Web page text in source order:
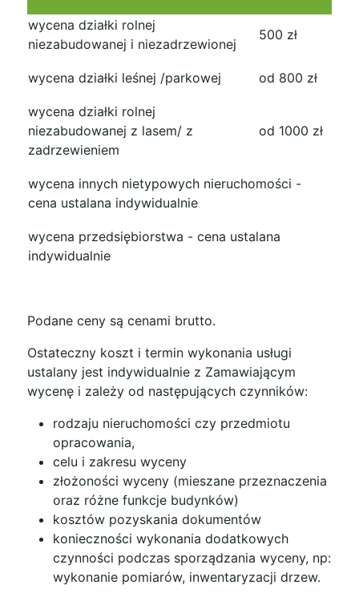
wycena działki rolnej
niezabudowanej i niezadrzewionej
500 zł
wycena działki leśnej /parkowej od 800 zł
wycena działki rolnej
niezabudowanej z lasem/ z
zadrzewieniem
od 1000 zł
wycena innych nietypowych nieruchomości -
cena ustalana indywidualnie
wycena przedsiębiorstwa - cena ustalana
indywidualnie
Podane ceny są cenami brutto.
Ostateczny koszt i termin wykonania usługi
ustalany jest indywidualnie z Zamawiającym
wycenę i zależy od następujących czynników:
rodzaju nieruchomości czy przedmiotu
opracowania,
celu i zakresu wyceny
złożoności wyceny (mieszane przeznaczenia
oraz różne funkcje budynków)
kosztów pozyskania dokumentów
konieczności wykonania dodatkowych
czynności podczas sporządzania wyceny, np:
wykonanie pomiarów, inwentaryzacji drzew.